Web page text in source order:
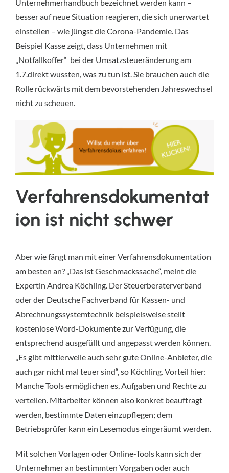
Unternehmerhandbuch bezeichnet werden kann –
besser auf neue Situation reagieren, die sich unerwartet
einstellen – wie jüngst die Corona-Pandemie. Das
Beispiel Kasse zeigt, dass Unternehmen mit
„Notfallkoffer“ bei der Umsatzsteueränderung am
1.7.direkt wussten, was zu tun ist. Sie brauchen auch die
Rolle rückwärts mit dem bevorstehenden Jahreswechsel
nicht zu scheuen.
Verfahrensdokumentat
ion ist nicht schwer
Aber wie fängt man mit einer Verfahrensdokumentation
am besten an? „Das ist Geschmackssache“, meint die
Expertin Andrea Köchling. Der Steuerberaterverband
oder der Deutsche Fachverband für Kassen- und
Abrechnungssystemtechnik beispielsweise stellt
kostenlose Word-Dokumente zur Verfügung, die
entsprechend ausgefüllt und angepasst werden können.
„Es gibt mittlerweile auch sehr gute Online-Anbieter, die
auch gar nicht mal teuer sind“, so Köchling. Vorteil hier:
Manche Tools ermöglichen es, Aufgaben und Rechte zu
verteilen. Mitarbeiter können also konkret beauftragt
werden, bestimmte Daten einzupflegen; dem
Betriebsprüfer kann ein Lesemodus eingeräumt werden.
Mit solchen Vorlagen oder Online-Tools kann sich der
Unternehmer an bestimmten Vorgaben oder auch